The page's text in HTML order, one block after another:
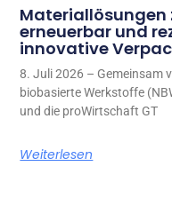
Materiallösungen
erneuerbar und
innovative
8. Juli 2026 – Gemeinsam
biobasierte Werkstoffe
und die proWirtschaft GT
Weiterlesen